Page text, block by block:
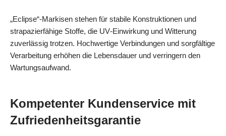
„Eclipse“-Markisen stehen für stabile Konstruktionen und
strapazierfähige Stoffe, die UV‑Einwirkung und Witterung
zuverlässig trotzen. Hochwertige Verbindungen und sorgfältige
Verarbeitung erhöhen die Lebensdauer und verringern den
Wartungsaufwand.
Kompetenter Kundenservice mit
Zufriedenheitsgarantie